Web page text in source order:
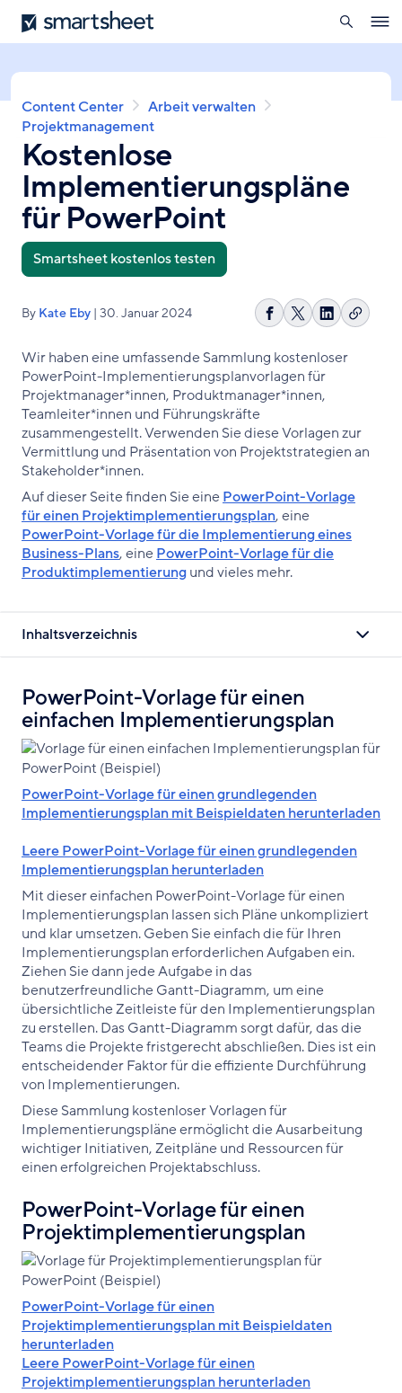
Direkt
zum
Smartsheet
öffnen
Pfadnavigation
Content Center
Arbeit verwalten
Projektmanagement
Kostenlose
Implementierungspläne
für PowerPoint
Smartsheet kostenlos testen
By Kate Eby | 30. Januar 2024
Auf
teilen
Share
X
Auf
teilen
Link
Wir haben eine umfassende Sammlung kostenloser
PowerPoint-Implementierungsplanvorlagen für
Projektmanager*innen, Produktmanager*innen,
Teamleiter*innen und Führungskräfte
zusammengestellt. Verwenden Sie diese Vorlagen zur
Vermittlung und Präsentation von Projektstrategien an
Stakeholder*innen.
Auf dieser Seite finden Sie einePowerPoint-Vorlage
für einen Projektimplementierungsplan, eine
PowerPoint-Vorlage für die Implementierung eines
Business-Plans, einePowerPoint-Vorlage für die
Produktimplementierungund vieles mehr.
Inhaltsverzeichnis
PowerPoint-Vorlage für einen
einfachen Implementierungsplan
PowerPoint-Vorlage für einen grundlegenden
Implementierungsplan mit Beispieldaten herunterladen
Leere PowerPoint-Vorlage für einen grundlegenden
Implementierungsplan herunterladen
Mit dieser einfachen PowerPoint-Vorlage für einen
Implementierungsplan lassen sich Pläne unkompliziert
und klar umsetzen. Geben Sie einfach die für Ihren
Implementierungsplan erforderlichen Aufgaben ein.
Ziehen Sie dann jede Aufgabe in das
benutzerfreundliche Gantt-Diagramm, um eine
übersichtliche Zeitleiste für den Implementierungsplan
zu erstellen. Das Gantt-Diagramm sorgt dafür, das die
Teams die Projekte fristgerecht abschließen. Dies ist ein
entscheidender Faktor für die effiziente Durchführung
von Implementierungen.
Diese Sammlung kostenloser Vorlagen für
Implementierungspläne ermöglicht die Ausarbeitung
wichtiger Initiativen, Zeitpläne und Ressourcen für
einen erfolgreichen Projektabschluss.
PowerPoint-Vorlage für einen
Projektimplementierungsplan
PowerPoint-Vorlage für einen
Projektimplementierungsplan mit Beispieldaten
herunterladen
Leere PowerPoint-Vorlage für einen
Projektimplementierungsplan herunterladen